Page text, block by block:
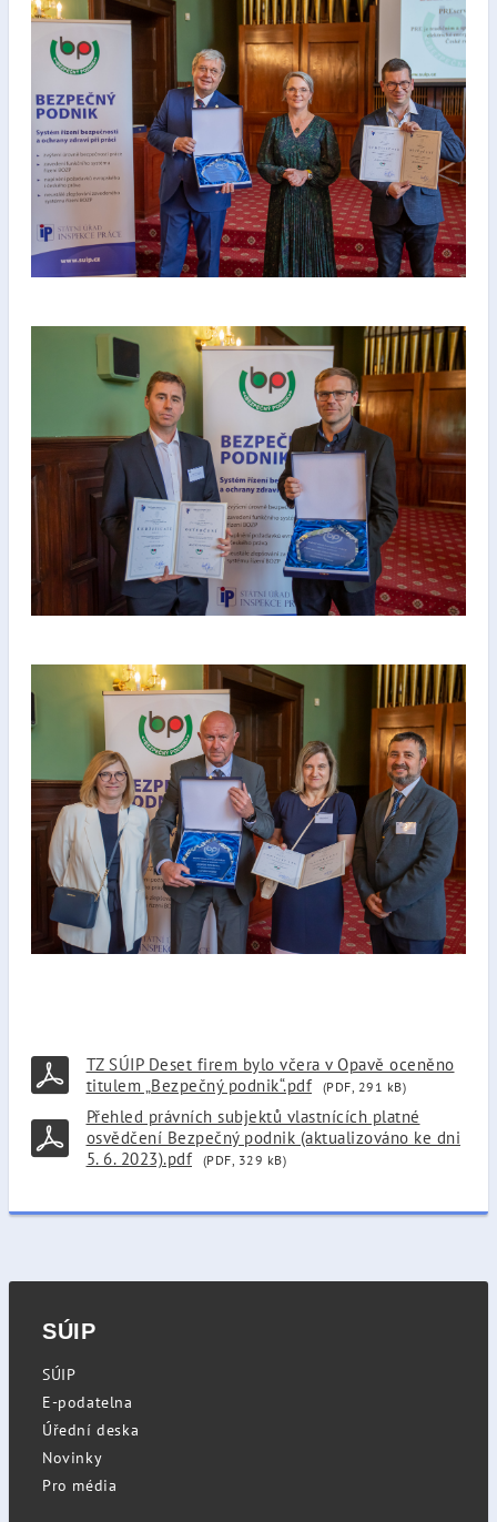
TZ SÚIP Deset firem bylo včera v Opavě oceněno
titulem „Bezpečný podnik“.pdf
(PDF, 291 kB)
Přehled právních subjektů vlastnících platné
osvědčení Bezpečný podnik (aktualizováno ke dni
5. 6. 2023).pdf
(PDF, 329 kB)
SÚIP
SÚIP
E-podatelna
Úřední deska
Novinky
Pro média